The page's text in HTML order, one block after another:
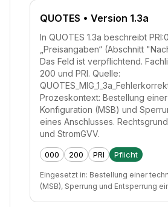
QUOTES • Version 1.3a
In QUOTES 1.3a beschreibt
„Preisangaben“ (Abschnitt
Das Feld ist verpflichtend.
200 und PRI. Quelle:
Prozeskontext: Bestellung
Konfiguration (MSB) und
eines Anschlusses.
und StromGVV.
000 200 PRI Pflicht
Eingesetzt in: Bestellung einer
(MSB), Sperrung und Entsperrung